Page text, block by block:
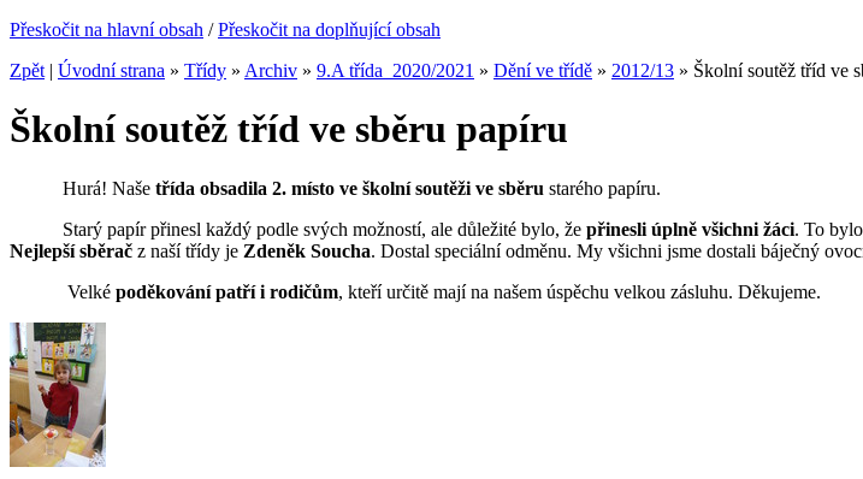
Přeskočit na hlavní obsah /Přeskočit na doplňující obsah
Zpět | Úvodní strana » Třídy » Archiv » 9.A třída_2020/2021 » Dění ve třídě » 2012/13 » Školní soutěž tříd ve
Školní soutěž tříd ve sběru papíru
Hurá! Naše třída obsadila 2. místo ve školní soutěži ve sběru starého papíru.
Starý papír přinesl každý podle svých možností, ale důležité bylo, že přinesli úplně všichni žáci. To
Nejlepší sběrač z naší třídy je Zdeněk Soucha. Dostal speciální odměnu. My všichni jsme dostali báječný
Velké poděkování patří i rodičům, kteří určitě mají na našem úspěchu velkou zásluhu. Děkujeme.